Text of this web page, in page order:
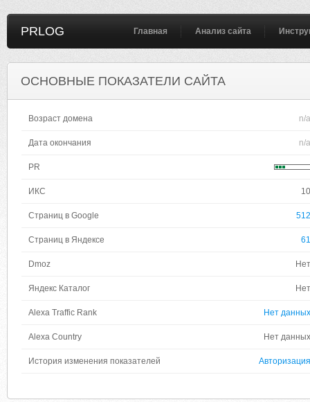
PRLOG Главная Анализ сайта
ОСНОВНЫЕ ПОКАЗАТЕЛИ САЙТА
Возраст домена n/a
Дата окончания n/a
PR
ИКС 10
Страниц в Google 512
Страниц в Яндексе 61
Dmoz Нет
Яндекс Каталог Нет
Alexa Traffic Rank Нет данных
Alexa Country Нет данных
История изменения показателей Авторизация